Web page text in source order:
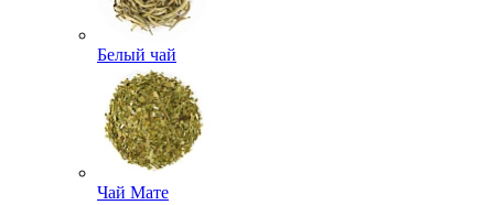
Белый чай
Чай Мате